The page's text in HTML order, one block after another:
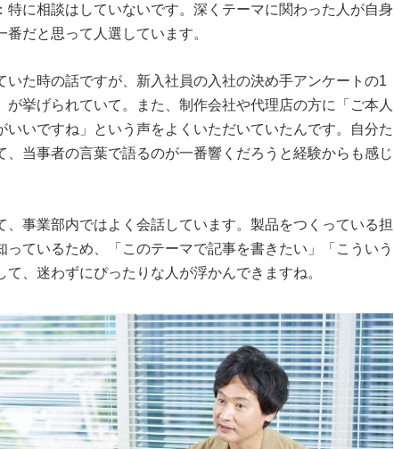
特に相談はしていないです。深くテーマに関わった人が自身
だと思って人選しています。
いた時の話ですが、新入社員の入社の決め手アンケートの1
が挙げられていて。また、制作会社や代理店の方に「ご本人
いいですね」という声をよくいただいていたんです。自分た
、当事者の言葉で語るのが一番響くだろうと経験からも感じ
、事業部内ではよく会話しています。製品をつくっている担
っているため、「このテーマで記事を書きたい」「こういう
、迷わずにぴったりな人が浮かんできますね。